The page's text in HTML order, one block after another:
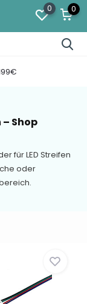
0 0
mit KLARNA
Shop
für LED Streifen
oder